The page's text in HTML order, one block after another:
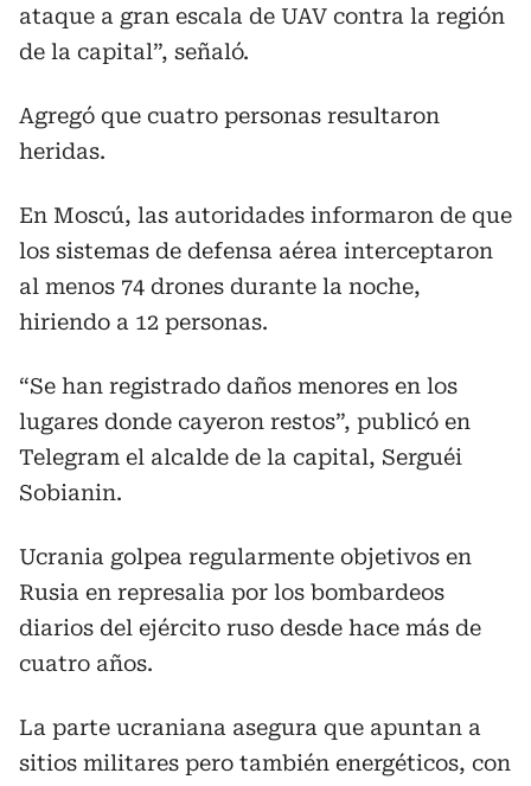
ataque a gran escala de UAV contra la región
de la capital”, señaló.
Agregó que cuatro personas resultaron
heridas.
En Moscú, las autoridades informaron de que
los sistemas de defensa aérea interceptaron
al menos 74 drones durante la noche,
hiriendo a 12 personas.
“Se han registrado daños menores en los
lugares donde cayeron restos”, publicó en
Telegram el alcalde de la capital, Serguéi
Sobianin.
Ucrania golpea regularmente objetivos en
Rusia en represalia por los bombardeos
diarios del ejército ruso desde hace más de
cuatro años.
La parte ucraniana asegura que apuntan a
sitios militares pero también energéticos, con